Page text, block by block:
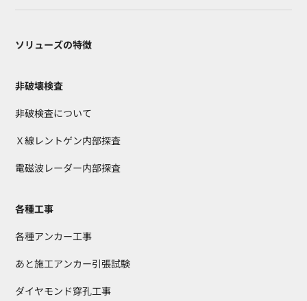
ソリューズの特徴
非破壊検査
非破検査について
Ｘ線レントゲン内部探査
電磁波レーダー内部探査
各種工事
各種アンカー工事
あと施工アンカー引張試験
ダイヤモンド穿孔工事